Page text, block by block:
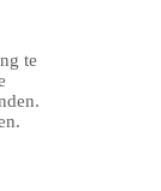
te